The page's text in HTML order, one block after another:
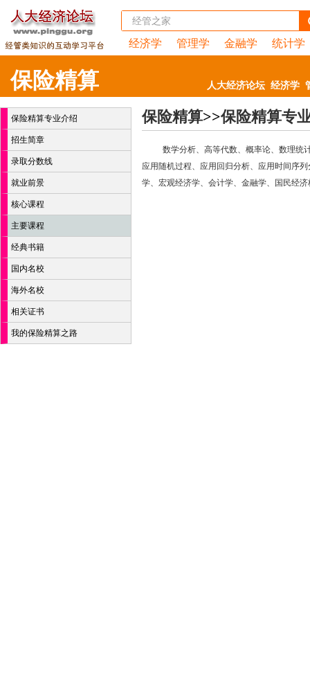
经济学 管理学 金融学 统计学
保险精算 人大经济论坛 经济学
保险精算专业介绍
招生简章
录取分数线
就业前景
核心课程
主要课程
经典书籍
国内名校
海外名校
相关证书
我的保险精算之路
保险精算>>保险精算专
数学分析、高等代数、概率论、数理统
应用随机过程、应用回归分析、应用时间序
学、宏观经济学、会计学、金融学、国民经